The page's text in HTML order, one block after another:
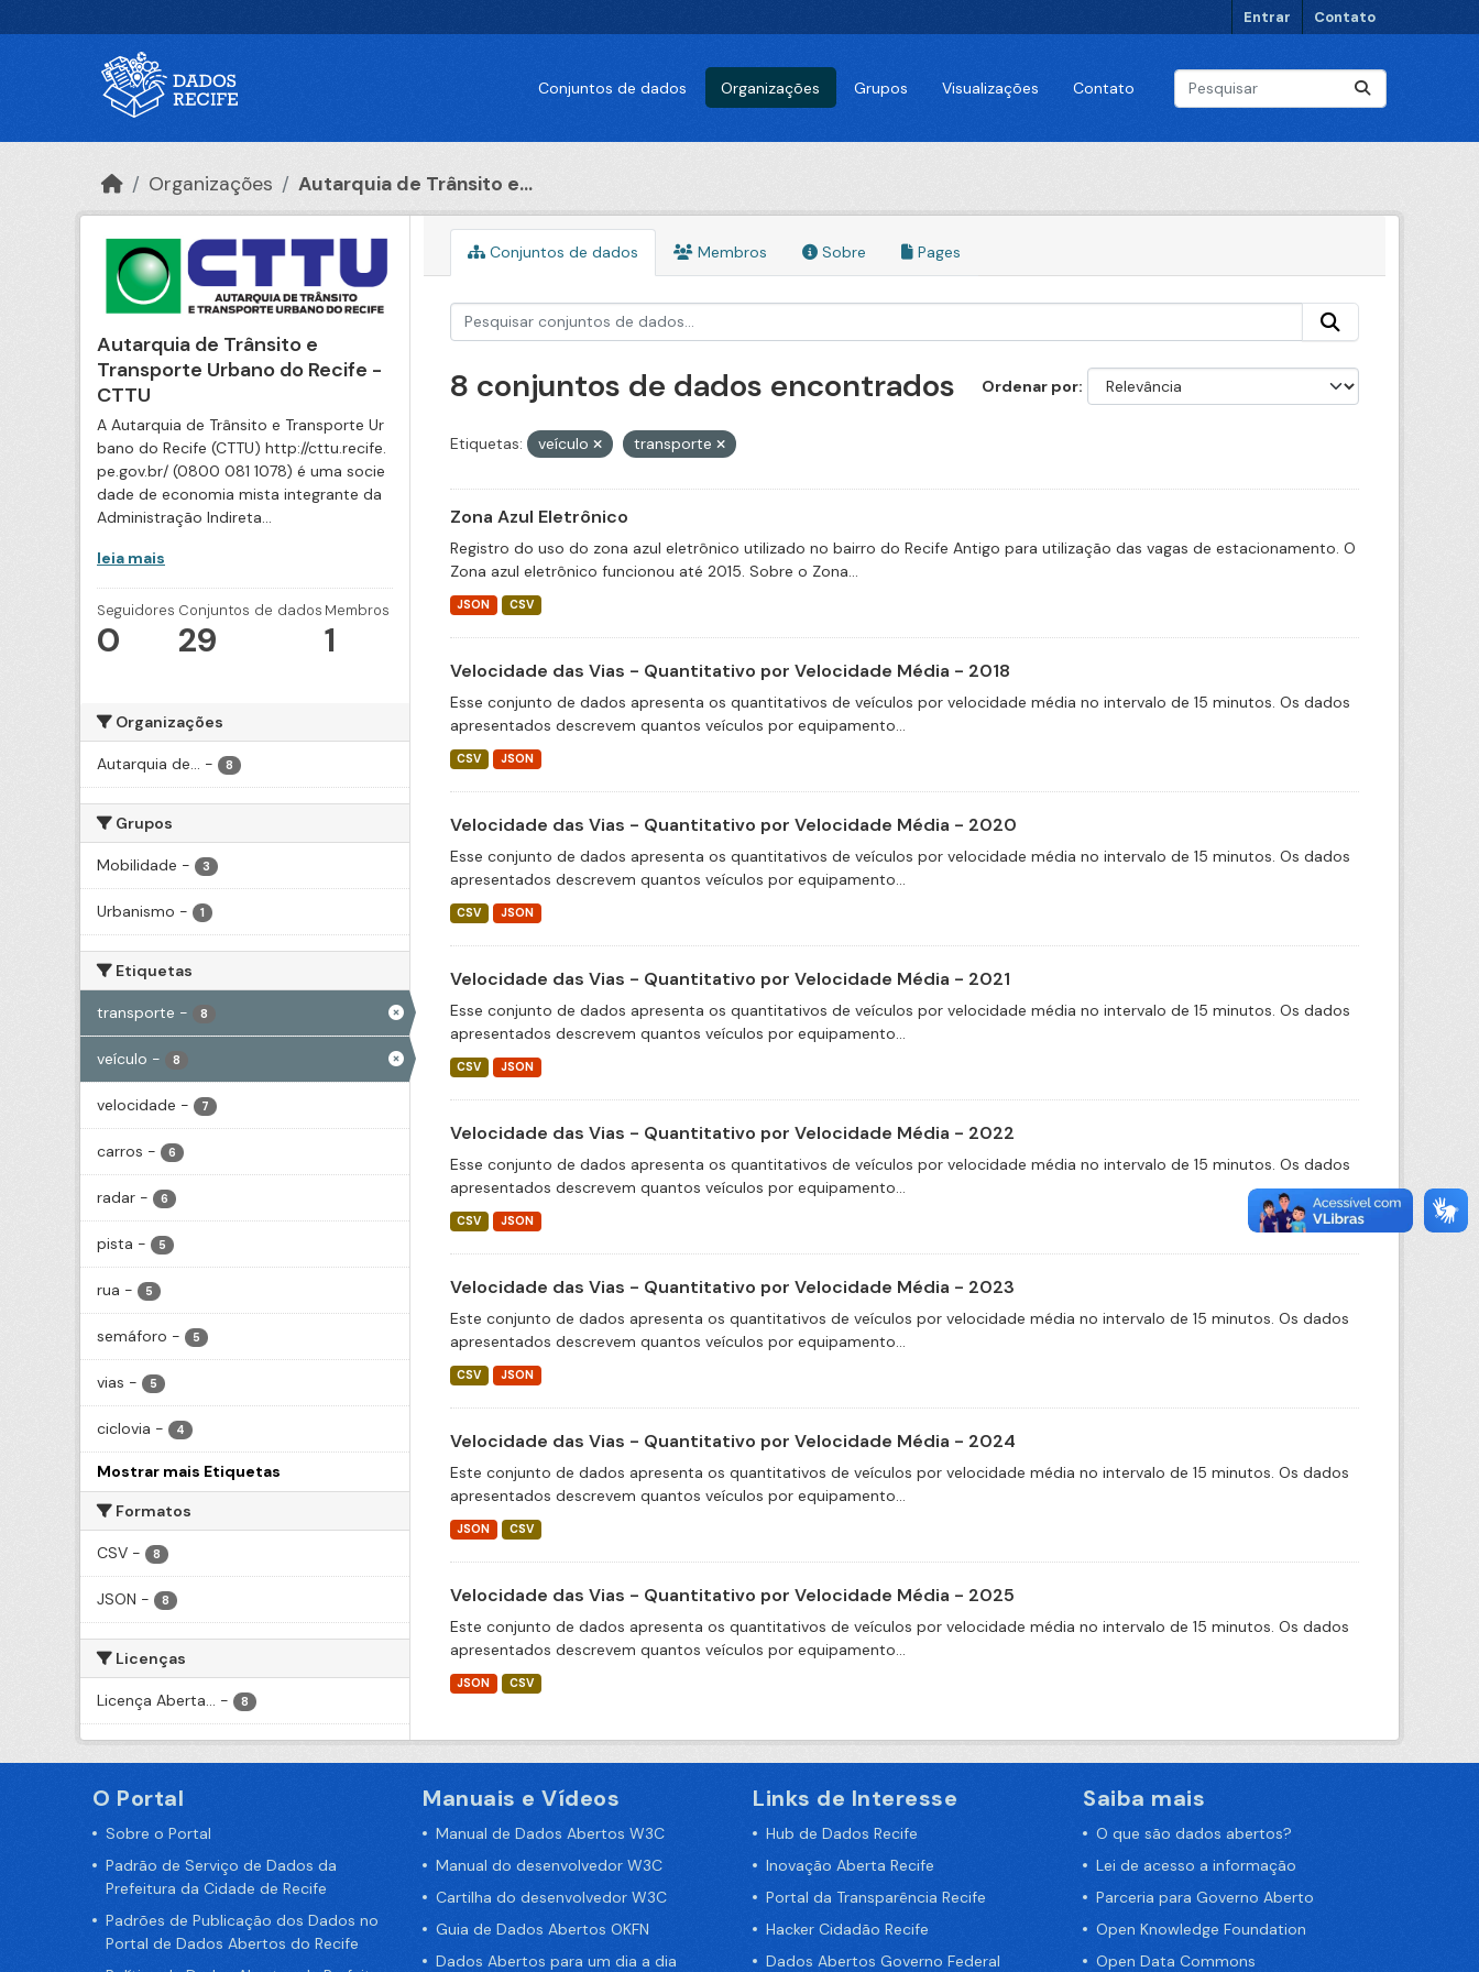
Entrar Contato
Conjuntos de dados Organizações Grupos Visualizações Contato
Organizações Autarquia de Trânsito e...
Autarquia de Trânsito e
Transporte Urbano do Recife -
CTTU
A Autarquia de Trânsito e Transporte Ur
bano do Recife (CTTU) http://cttu.recife.
pe.gov.br/ (0800 081 1078) é uma socie
dade de economia mista integrante da
Administração Indireta...
leia mais
Seguidores
0
Conjuntos de dados
29
Membros
1
Organizações
Autarquia de... - 8
Grupos
Mobilidade - 3
Urbanismo - 1
Etiquetas
transporte - 8
veículo - 8
velocidade - 7
carros - 6
radar - 6
pista - 5
rua - 5
semáforo - 5
vias - 5
ciclovia - 4
Mostrar mais Etiquetas
Formatos
CSV - 8
JSON - 8
Licenças
Licença Aberta... - 8
Conjuntos de dados Membros Sobre Pages
Ordenar por
8 conjuntos de dados encontrados
Etiquetas: veículo transporte
Zona Azul Eletrônico
Registro do uso do zona azul eletrônico utilizado no bairro do Recife Antigo para utilização das vagas de estacionamento. O
Zona azul eletrônico funcionou até 2015. Sobre o Zona...
JSON CSV
Velocidade das Vias - Quantitativo por Velocidade Média - 2018
Esse conjunto de dados apresenta os quantitativos de veículos por velocidade média no intervalo de 15 minutos. Os dados
apresentados descrevem quantos veículos por equipamento...
CSV JSON
Velocidade das Vias - Quantitativo por Velocidade Média - 2020
Esse conjunto de dados apresenta os quantitativos de veículos por velocidade média no intervalo de 15 minutos. Os dados
apresentados descrevem quantos veículos por equipamento...
CSV JSON
Velocidade das Vias - Quantitativo por Velocidade Média - 2021
Esse conjunto de dados apresenta os quantitativos de veículos por velocidade média no intervalo de 15 minutos. Os dados
apresentados descrevem quantos veículos por equipamento...
CSV JSON
Velocidade das Vias - Quantitativo por Velocidade Média - 2022
Esse conjunto de dados apresenta os quantitativos de veículos por velocidade média no intervalo de 15 minutos. Os dados
apresentados descrevem quantos veículos por equipamento...
CSV JSON
Velocidade das Vias - Quantitativo por Velocidade Média - 2023
Este conjunto de dados apresenta os quantitativos de veículos por velocidade média no intervalo de 15 minutos. Os dados
apresentados descrevem quantos veículos por equipamento...
CSV JSON
Velocidade das Vias - Quantitativo por Velocidade Média - 2024
Este conjunto de dados apresenta os quantitativos de veículos por velocidade média no intervalo de 15 minutos. Os dados
apresentados descrevem quantos veículos por equipamento...
JSON CSV
Velocidade das Vias - Quantitativo por Velocidade Média - 2025
Este conjunto de dados apresenta os quantitativos de veículos por velocidade média no intervalo de 15 minutos. Os dados
apresentados descrevem quantos veículos por equipamento...
JSON CSV
O Portal
Sobre o Portal
Padrão de Serviço de Dados da
Prefeitura da Cidade de Recife
Padrões de Publicação dos Dados no
Portal de Dados Abertos do Recife
Manuais e Vídeos
Manual de Dados Abertos W3C
Manual do desenvolvedor W3C
Cartilha do desenvolvedor W3C
Guia de Dados Abertos OKFN
Dados Abertos para um dia a dia
Links de Interesse
Hub de Dados Recife
Inovação Aberta Recife
Portal da Transparência Recife
Hacker Cidadão Recife
Dados Abertos Governo Federal
Saiba mais
O que são dados abertos?
Lei de acesso a informação
Parceria para Governo Aberto
Open Knowledge Foundation
Open Data Commons